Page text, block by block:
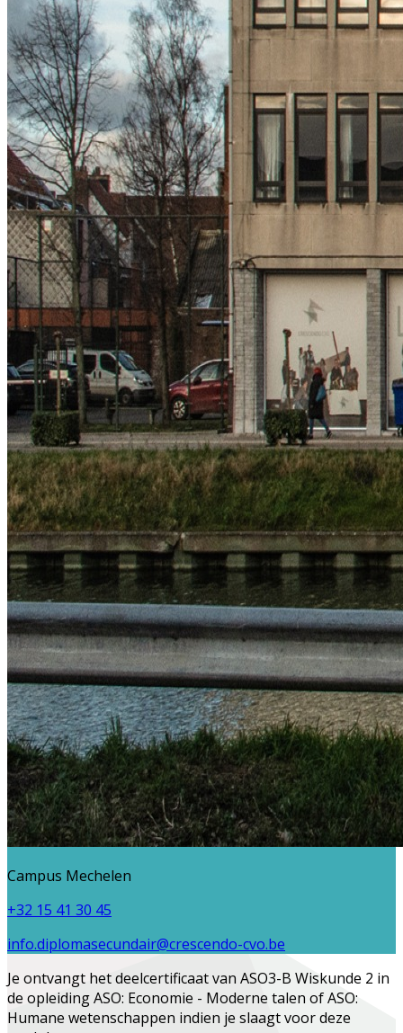
Campus Mechelen
+32 15 41 30 45
info.diplomasecundair@crescendo-cvo.be
Je ontvangt het deelcertificaat van ASO3-B Wiskunde 2 in
de opleidingASO: Economie - Moderne talen ofASO:
Humane wetenschappen indien je slaagt voor deze